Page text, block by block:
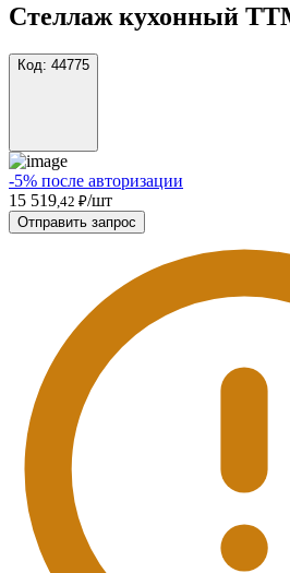
Стеллаж кухонный
Код: 44775
-5% после авторизации
15 519 ,42 ₽/шт
Отправить запрос